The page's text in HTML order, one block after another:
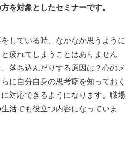
を対象としたセミナーです。
している時、なかなか思うように
疲れてしまうことはありません
落ち込んだりする原因は？心のメ
に自分自身の思考癖を知っておく
対応できるようになります。職場
活でも役立つ内容になっていま